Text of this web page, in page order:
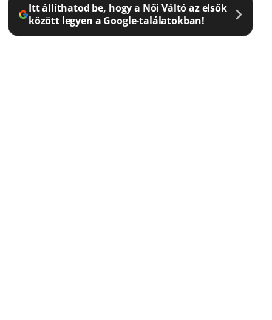
Itt állíthatod be, hogy a Női Váltó az elsők
között legyen a Google-találatokban!